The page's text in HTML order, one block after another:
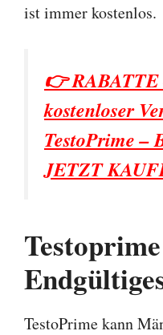
ist immer kostenlos.
👉 RABATTE
kostenloser
TestoPrime –
JETZT
TestoPrime kann